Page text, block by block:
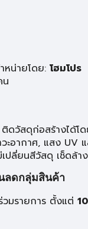
หน่ายโดย: โฮมโปร
น
ดวัสดุก่อสร้างได้โ
ะอากาศ, แสง UV แ
ปลี่ยนสีวัสดุ เช็ดล้า
ลดกลุ่มสินค้า
วมรายการ ตั้งแต่